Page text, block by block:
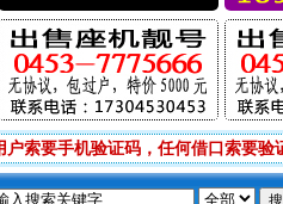
户索要手机验证码，任何借口索要